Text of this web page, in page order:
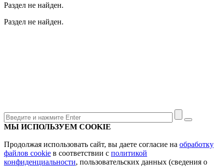
Раздел не найден.
Раздел не найден.
МЫ ИСПОЛЬЗУЕМ COOKIE
Продолжая использовать сайт, вы даете согласие на обработку
файлов cookie в соответствии с политикой
конфиденциальности, пользовательских данных (сведения о